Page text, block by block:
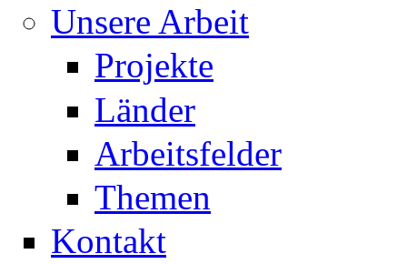
Unsere Arbeit
Projekte
Länder
Arbeitsfelder
Themen
Kontakt